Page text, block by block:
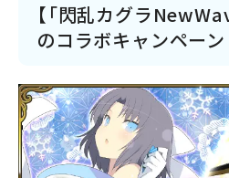
【「閃乱カグラ
のコラボキャンペーン